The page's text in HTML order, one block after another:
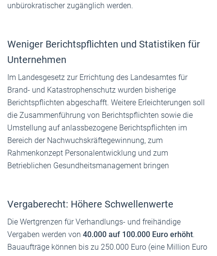
unbürokratischer zugänglich werden.
Weniger Berichtspflichten und Statistiken für
Unternehmen
Im Landesgesetz zur Errichtung des Landesamtes für
Brand- und Katastrophenschutz wurden bisherige
Berichtspflichten abgeschafft. Weitere Erleichterungen soll
die Zusammenführung von Berichtspflichten sowie die
Umstellung auf anlassbezogene Berichtspflichten im
Bereich der Nachwuchskräftegewinnung, zum
Rahmenkonzept Personalentwicklung und zum
Betrieblichen Gesundheitsmanagement bringen
Vergaberecht: Höhere Schwellenwerte
Die Wertgrenzen für Verhandlungs- und freihändige
Vergaben werden von 40.000 auf 100.000 Euro erhöht.
Bauaufträge können bis zu 250.000 Euro (eine Million Euro